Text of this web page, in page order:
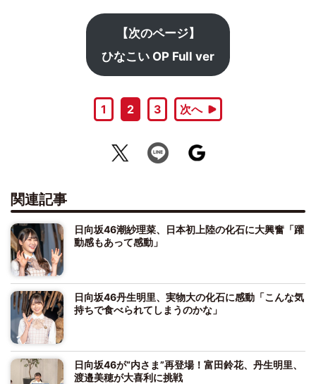
【次のページ】
ひなこい OP Full ver
1 2 3 次へ
関連記事
日向坂46潮紗理菜、日本初上陸の化石に大興奮「躍
動感もあって感動」
日向坂46丹生明里、実物大の化石に感動「こんな気
持ちで食べられてしまうのかな」
日向坂46が“内さま”再登場！富田鈴花、丹生明里、
渡邉美穂が大喜利に挑戦